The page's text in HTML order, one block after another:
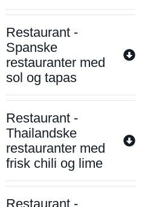
Restaurant -
Spanske
restauranter med
sol og tapas
Restaurant -
Thailandske
restauranter med
frisk chili og lime
Restaurant -